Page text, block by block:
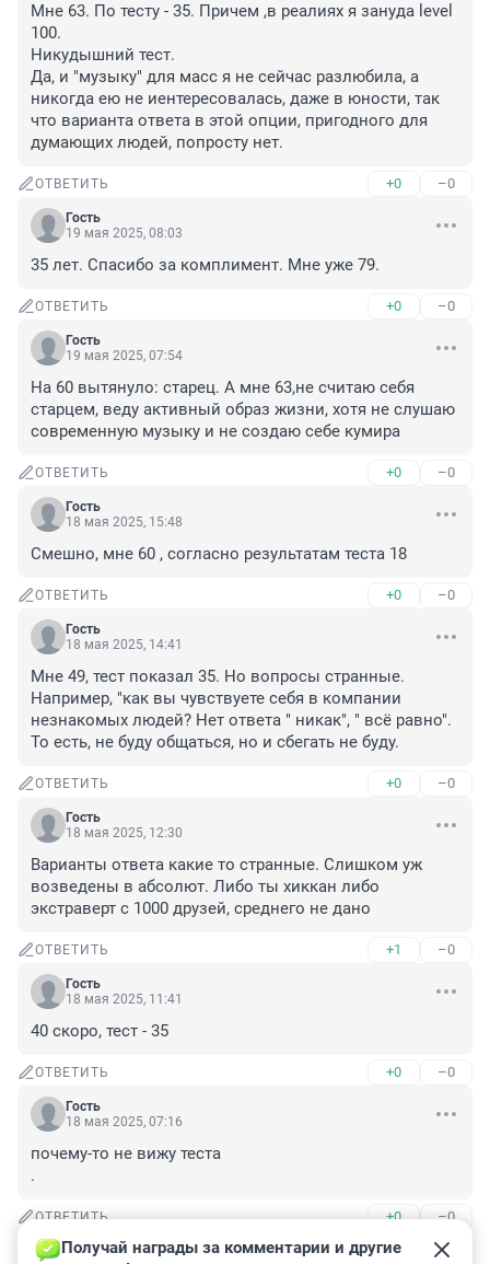
Мне 63. По тесту - 35. Причем ,в реалиях я зануда level
100.
Никудышний тест.
Да, и "музыку" для масс я не сейчас разлюбила, а
никогда ею не иентересовалась, даже в юности, так
что варианта ответа в этой опции, пригодного для
думающих людей, попросту нет.
ОТВЕТИТЬ +0 –0
Гость
19 мая 2025, 08:03
35 лет. Спасибо за комплимент. Мне уже 79.
ОТВЕТИТЬ +0 –0
Гость
19 мая 2025, 07:54
На 60 вытянуло: старец. А мне 63,не считаю себя
старцем, веду активный образ жизни, хотя не слушаю
современную музыку и не создаю себе кумира
ОТВЕТИТЬ +0 –0
Гость
18 мая 2025, 15:48
Смешно, мне 60 , согласно результатам теста 18
ОТВЕТИТЬ +0 –0
Гость
18 мая 2025, 14:41
Мне 49, тест показал 35. Но вопросы странные.
Например, "как вы чувствуете себя в компании
незнакомых людей? Нет ответа " никак", " всё равно".
То есть, не буду общаться, но и сбегать не буду.
ОТВЕТИТЬ +0 –0
Гость
18 мая 2025, 12:30
Варианты ответа какие то странные. Слишком уж
возведены в абсолют. Либо ты хиккан либо
экстраверт с 1000 друзей, среднего не дано
ОТВЕТИТЬ +1 –0
Гость
18 мая 2025, 11:41
40 скоро, тест - 35
ОТВЕТИТЬ +0 –0
Гость
18 мая 2025, 07:16
почему-то не вижу теста
.
ОТВЕТИТЬ +0 –0
Гость
Получай награды за комментарии и другие